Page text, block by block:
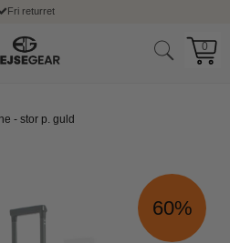
Fri returret
0
- stor p. guld
60%